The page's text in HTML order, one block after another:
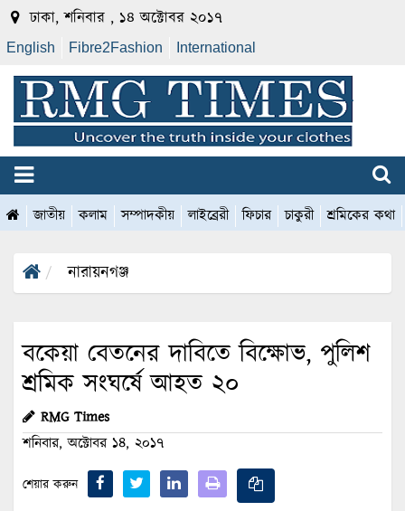
ঢাকা, শনিবার , ১৪ অক্টোবর ২০১৭
English Fibre2Fashion International
জাতীয় কলাম সম্পাদকীয় লাইব্রেরী ফিচার চাকুরী শ্রমিকের কথা
নারায়নগঞ্জ
বকেয়া বেতনের দাবিতে বিক্ষোভ, পুলিশ
শ্রমিক সংঘর্ষে আহত ২০
RMG Times
শনিবার, অক্টোবর ১৪, ২০১৭
শেয়ার করুন